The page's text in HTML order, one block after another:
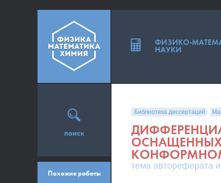
Библиотека диссертаций
ОСНАЩЕННЫХ
тема автореферата
поиск
Похожие работы
ФИЗИКО-
НАУКИ